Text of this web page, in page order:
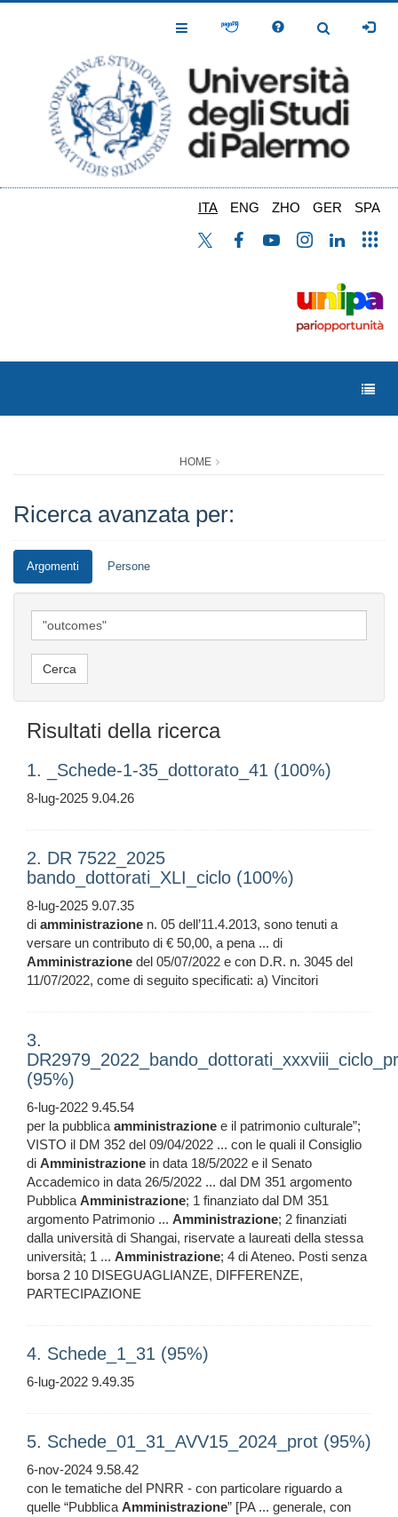
Toggle
Toggle
ITA ENG ZHO GER SPA
HOME
Ricerca avanzata per:
Argomenti Persone
Risultati della ricerca
1. _Schede-1-35_dottorato_41 (100%)
8-lug-2025 9.04.26
2. DR 7522_2025
bando_dottorati_XLI_ciclo (100%)
8-lug-2025 9.07.35
di amministrazione n. 05 dell’11.4.2013, sono tenuti a
versare un contributo di € 50,00, a pena ... di
Amministrazione del 05/07/2022 e con D.R. n. 3045 del
11/07/2022, come di seguito specificati: a) Vincitori
3.
(95%)
6-lug-2022 9.45.54
per la pubblicaamministrazione e il patrimonio culturale”;
VISTO il DM 352 del 09/04/2022 ... con le quali il Consiglio
di Amministrazione in data 18/5/2022 e il Senato
Accademico in data 26/5/2022 ... dal DM 351 argomento
PubblicaAmministrazione; 1 finanziato dal DM 351
argomento Patrimonio ... Amministrazione; 2 finanziati
dalla università di Shangai, riservate a laureati della stessa
università; 1 ... Amministrazione; 4 di Ateneo. Posti senza
borsa 2 10 DISEGUAGLIANZE, DIFFERENZE,
PARTECIPAZIONE
4. Schede_1_31 (95%)
6-lug-2022 9.49.35
5. Schede_01_31_AVV15_2024_prot (95%)
6-nov-2024 9.58.42
con le tematiche del PNRR - con particolare riguardo a
quelle “PubblicaAmministrazione” [PA ... generale, con